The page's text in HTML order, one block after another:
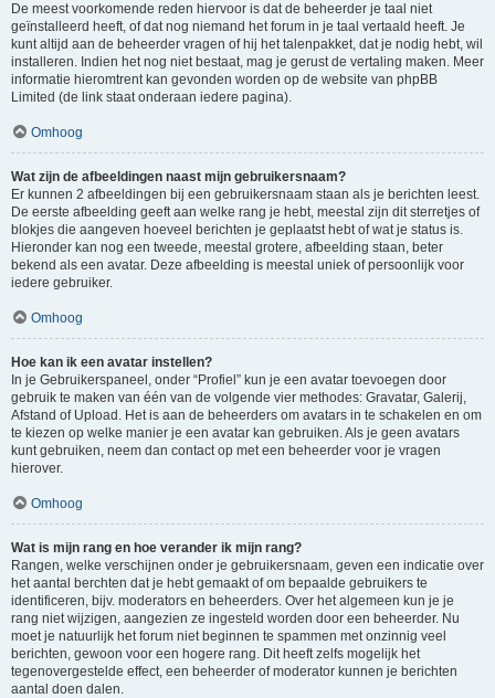
De meest voorkomende reden hiervoor is dat de beheerder je taal niet
geïnstalleerd heeft, of dat nog niemand het forum in je taal vertaald heeft. Je
kunt altijd aan de beheerder vragen of hij het talenpakket, dat je nodig hebt, wil
installeren. Indien het nog niet bestaat, mag je gerust de vertaling maken. Meer
informatie hieromtrent kan gevonden worden op de website van phpBB
Limited (de link staat onderaan iedere pagina).
Omhoog
Wat zijn de afbeeldingen naast mijn gebruikersnaam?
Er kunnen 2 afbeeldingen bij een gebruikersnaam staan als je berichten leest.
De eerste afbeelding geeft aan welke rang je hebt, meestal zijn dit sterretjes of
blokjes die aangeven hoeveel berichten je geplaatst hebt of wat je status is.
Hieronder kan nog een tweede, meestal grotere, afbeelding staan, beter
bekend als een avatar. Deze afbeelding is meestal uniek of persoonlijk voor
iedere gebruiker.
Omhoog
Hoe kan ik een avatar instellen?
In je Gebruikerspaneel, onder “Profiel” kun je een avatar toevoegen door
gebruik te maken van één van de volgende vier methodes: Gravatar, Galerij,
Afstand of Upload. Het is aan de beheerders om avatars in te schakelen en om
te kiezen op welke manier je een avatar kan gebruiken. Als je geen avatars
kunt gebruiken, neem dan contact op met een beheerder voor je vragen
hierover.
Omhoog
Wat is mijn rang en hoe verander ik mijn rang?
Rangen, welke verschijnen onder je gebruikersnaam, geven een indicatie over
het aantal berchten dat je hebt gemaakt of om bepaalde gebruikers te
identificeren, bijv. moderators en beheerders. Over het algemeen kun je je
rang niet wijzigen, aangezien ze ingesteld worden door een beheerder. Nu
moet je natuurlijk het forum niet beginnen te spammen met onzinnig veel
berichten, gewoon voor een hogere rang. Dit heeft zelfs mogelijk het
tegenovergestelde effect, een beheerder of moderator kunnen je berichten
aantal doen dalen.